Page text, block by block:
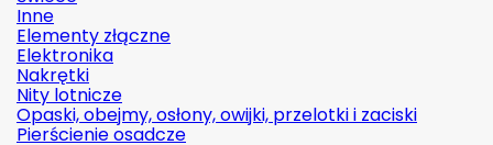
Inne
Elementy złączne
Elektronika
Nakrętki
Nity lotnicze
Opaski, obejmy, osłony, owijki, przelotki i zaciski
Pierścienie osadcze